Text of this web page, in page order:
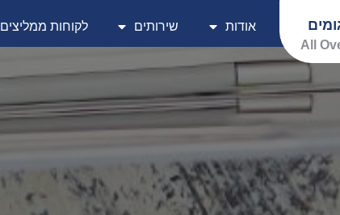
All
אודות שירותים לקוחות ממליצים